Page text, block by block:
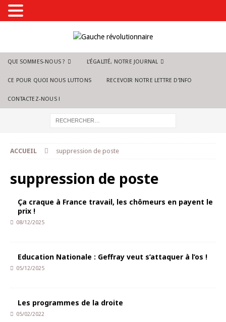
QUI SOMMES-NOUS ? L’ÉGALITÉ, NOTRE JOURNAL
CE POUR QUOI NOUS LUTTONS RECEVOIR NOTRE LETTRE D’INFO
CONTACTEZ-NOUS !
ACCUEIL suppression de poste
suppression de poste
Ça craque à France travail, les chômeurs en payent le
prix !
08/12/2025
Education Nationale : Geffray veut s’attaquer à l’os !
05/12/2025
Les programmes de la droite
05/02/2022